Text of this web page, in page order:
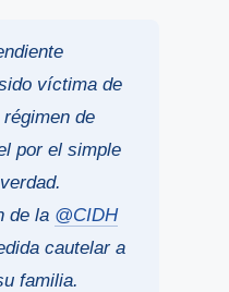
víctima de
de
por el simple
de la @CIDH
cautelar a
familia.